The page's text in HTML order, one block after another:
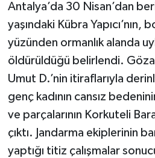
Antalya’da 30 Nisan’dan
yaşındaki Kübra Yapıcı’nın,
yüzünden ormanlık alanda
öldürüldüğü belirlendi.
Umut D.’nin itiraflarıyla
genç kadının cansız
ve parçalarının Korkuteli
çıktı. Jandarma ekiplerinin
yaptığı titiz çalışmalar